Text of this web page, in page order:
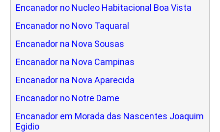
Encanador no Nucleo Habitacional Boa Vista
Encanador no Novo Taquaral
Encanador na Nova Sousas
Encanador na Nova Campinas
Encanador na Nova Aparecida
Encanador no Notre Dame
Encanador em Morada das Nascentes Joaquim
Egidio